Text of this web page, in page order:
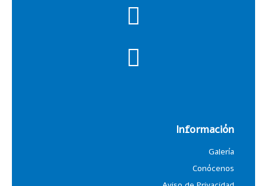
Información
Galería
Conócenos